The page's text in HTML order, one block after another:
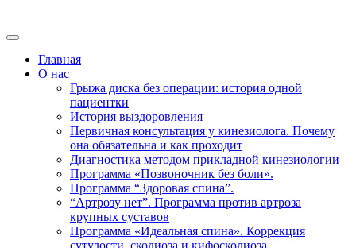
Главная
О нас
Грыжа диска без операции: история одной
пациентки
История выздоровления
Первичная консультация у кинезиолога. Почему
она обязательна и как проходит
Диагностика методом прикладной кинезиологии
Программа «Позвоночник без боли».
Программа “Здоровая спина”.
“Артрозу нет”. Программа против артроза
крупных суставов
Программа «Идеальная спина». Коррекция
сутулости, сколиоза и кифосколиоза